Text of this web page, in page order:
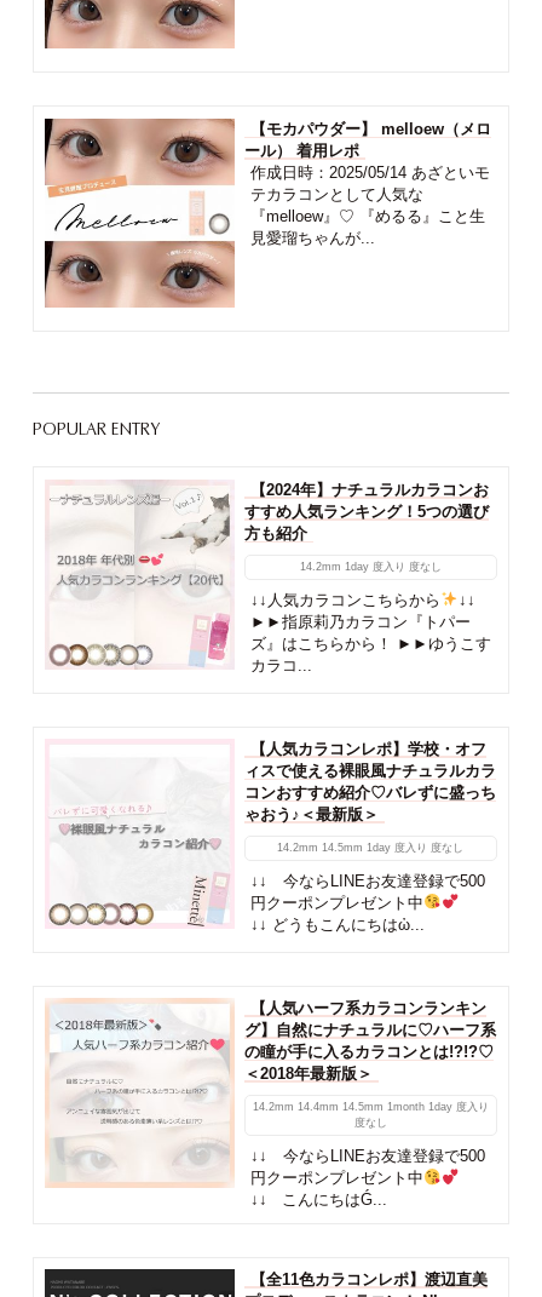
【モカパウダー】 melloew（メロ
ール） 着用レポ
作成日時：2025/05/14 あざといモ
テカラコンとして人気な
『melloew』♡ 『めるる』こと生
見愛瑠ちゃんが...
POPULAR ENTRY
【2024年】ナチュラルカラコンお
すすめ人気ランキング！5つの選び
方も紹介
14.2mm 1day 度入り 度なし
↓↓人気カラコンこちらから
↓↓
►►指原莉乃カラコン『トパー
ズ』はこちらから！ ►►ゆうこす
カラコ...
【人気カラコンレポ】学校・オフ
ィスで使える裸眼風ナチュラルカラ
コンおすすめ紹介♡バレずに盛っち
ゃおう♪＜最新版＞
14.2mm 14.5mm 1day 度入り 度なし
↓↓ 今ならLINEお友達登録で500
円クーポンプレゼント中
↓↓ どうもこんにちはὠ...
【人気ハーフ系カラコンランキン
グ】自然にナチュラルに♡ハーフ系
の瞳が手に入るカラコンとは!?!?♡
＜2018年最新版＞
14.2mm 14.4mm 14.5mm 1month 1day 度入り
度なし
↓↓ 今ならLINEお友達登録で500
円クーポンプレゼント中
↓↓ こんにちはǴ...
【全11色カラコンレポ】渡辺直美